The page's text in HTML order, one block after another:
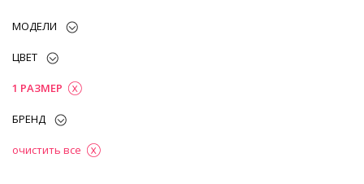
МОДЕЛИ
ЦВЕТ
1 РАЗМЕР
БРЕНД
очистить все